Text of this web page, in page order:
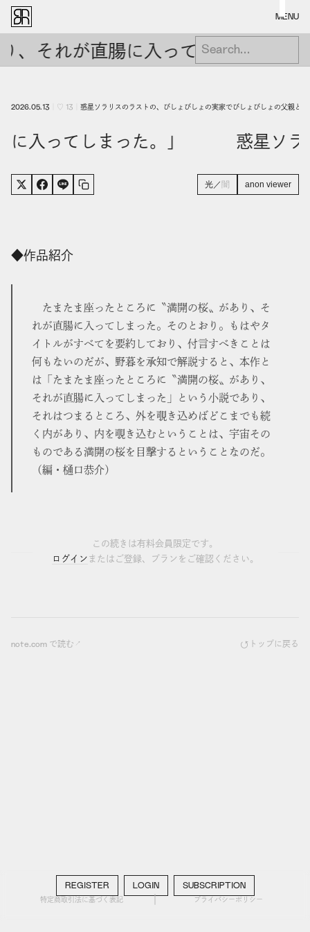
MENU
それが直腸に入ってしまった。」
2026.05.13 ♡ 13 惑星ソラリスのラストの、びしょびしょの実家でびしょびしょの父親と
入ってしまった。」 惑星
光／ 闇 anon viewer
◆作品紹介
たまたま座ったところに〝満開の桜〟があり、そ
れが直腸に入ってしまった。そのとおり。もはやタ
イトルがすべてを要約しており、付言すべきことは
何もないのだが、野暮を承知で解説すると、本作と
は「たまたま座ったところに〝満開の桜〟があり、
それが直腸に入ってしまった」という小説であり、
それはつまるところ、外を覗き込めばどこまでも続
く内があり、内を覗き込むということは、宇宙その
ものである満開の桜を目撃するということなのだ。
（編・樋口恭介）
この続きは有料会員限定です。
ログイン またはご登録、プランをご確認ください。
note.com で読む トップに戻る
REGISTER LOGIN SUBSCRIPTION
特定商取引法に基づく表記 プライバシーポリシー